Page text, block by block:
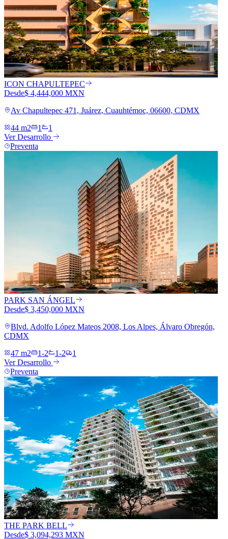
ICON CHAPULTEPEC
Desde$ 4,444,000 MXN
Av Chapultepec 471, Juárez, Cuauhtémoc, 06600, CDMX
44 m2
1
1
Ver Desarrollo
Preventa
PARK SAN ÁNGEL
Desde$ 3,450,000 MXN
Blvd. Adolfo López Mateos 2008, Los Alpes, Álvaro Obregón,
CDMX
47 m2
1-2 1-2
1
Ver Desarrollo
Preventa
THE PARK BELL
Desde$ 3,094,293 MXN